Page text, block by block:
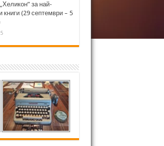
за най-
книги (29 септември – 5